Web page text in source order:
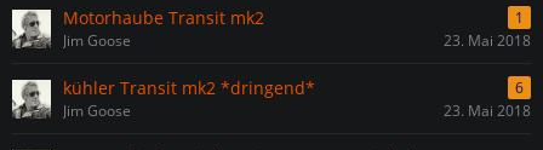
Motorhaube Transit mk2
1
Jim Goose
23. Mai 2018
kühler Transit mk2 *dringend*
6
Jim Goose
23. Mai 2018